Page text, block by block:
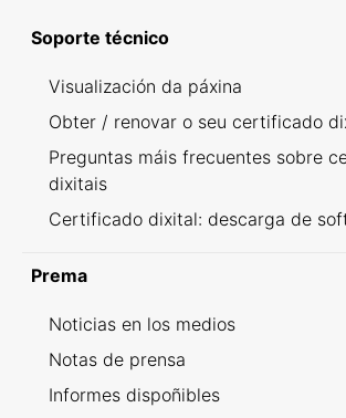
Soporte técnico
Visualización da páxina
Obter / renovar o seu certificado
Preguntas máis frecuentes sobre
dixitais
Certificado dixital: descarga de
Prema
Noticias en los medios
Notas de prensa
Informes dispoñibles